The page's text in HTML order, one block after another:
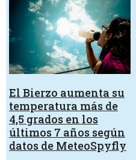
El Bierzo aumenta su
temperatura más de
4,5 grados en los
últimos 7 años según
datos de MeteoSpyfly